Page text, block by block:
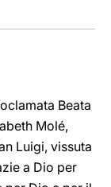
Beata
Molé,
Luigi, vissuta
a Dio per